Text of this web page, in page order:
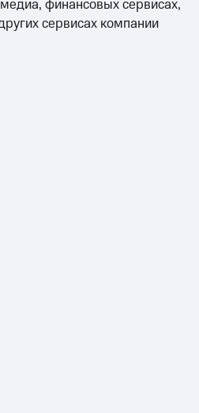
финансовых сервисах,
сервисах компании